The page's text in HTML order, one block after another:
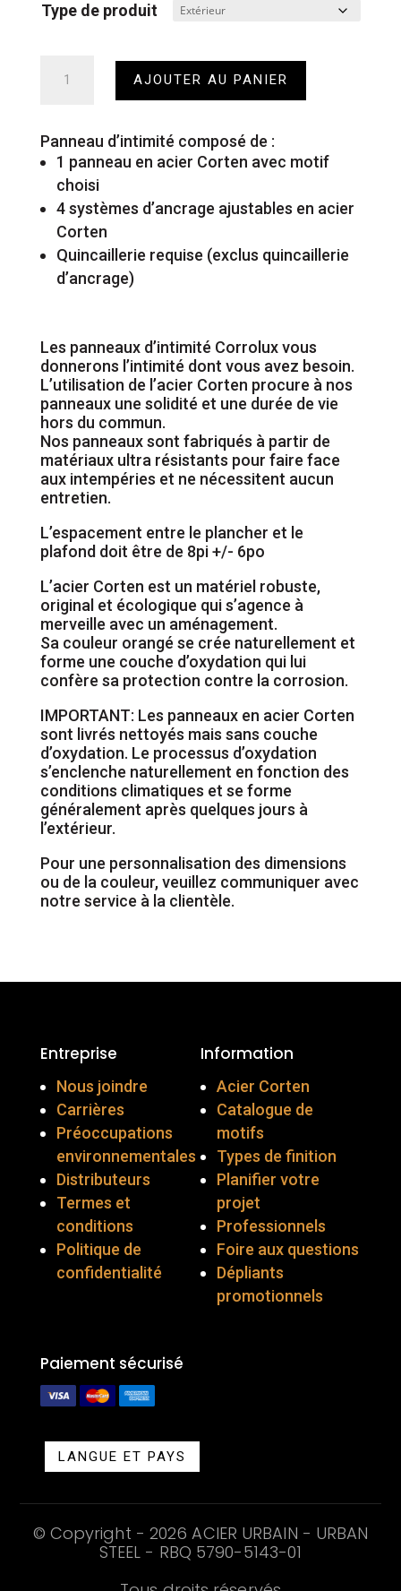
Type de produit
AJOUTER AU PANIER
Panneau d’intimité composé de :
1 panneau en acier Corten avec motif
choisi
4 systèmes d’ancrage ajustables en acier
Corten
Quincaillerie requise (exclus quincaillerie
d’ancrage)
Les panneaux d’intimité Corrolux vous
donnerons l’intimité dont vous avez besoin.
L’utilisation de l’acier Corten procure à nos
panneaux une solidité et une durée de vie
hors du commun.
Nos panneaux sont fabriqués à partir de
matériaux ultra résistants pour faire face
aux intempéries et ne nécessitent aucun
entretien.
L’espacement entre le plancher et le
plafond doit être de 8pi +/- 6po
L’acier Corten est un matériel robuste,
original et écologique qui s’agence à
merveille avec un aménagement.
Sa couleur orangé se crée naturellement et
forme une couche d’oxydation qui lui
confère sa protection contre la corrosion.
IMPORTANT: Les panneaux en acier Corten
sont livrés nettoyés mais sans couche
d’oxydation. Le processus d’oxydation
s’enclenche naturellement en fonction des
conditions climatiques et se forme
généralement après quelques jours à
l’extérieur.
Pour une personnalisation des dimensions
ou de la couleur, veuillez communiquer avec
notre service à la clientèle.
Entreprise
Nous joindre
Carrières
Préoccupations
environnementales
Distributeurs
Termes et
conditions
Politique de
confidentialité
Information
Acier Corten
Catalogue de
motifs
Types de finition
Planifier votre
projet
Professionnels
Foire aux questions
Dépliants
promotionnels
Paiement sécurisé
LANGUE ET PAYS
© Copyright - 2026 ACIER URBAIN - URBAN
STEEL - RBQ 5790-5143-01